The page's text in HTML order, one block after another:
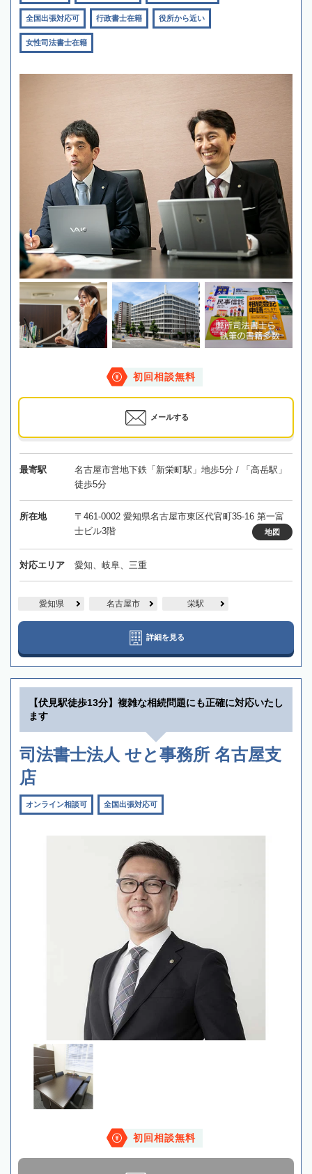
全国出張対応可 行政書士在籍 役所から近い
女性司法書士在籍
初回相談無料
メールする
最寄駅
名古屋市営地下鉄「新栄町駅」地歩5分 / 「高岳駅」
徒歩5分
所在地
〒461-0002 愛知県名古屋市東区代官町35-16 第一富
士ビル3階
地図
対応エリア 愛知、岐阜、三重
愛知県 名古屋市 栄駅
詳細を見る
【伏見駅徒歩13分】複雑な相続問題にも正確に対応いたし
ます
司法書士法人 せと事務所 名古屋支
店
オンライン相談可 全国出張対応可
初回相談無料